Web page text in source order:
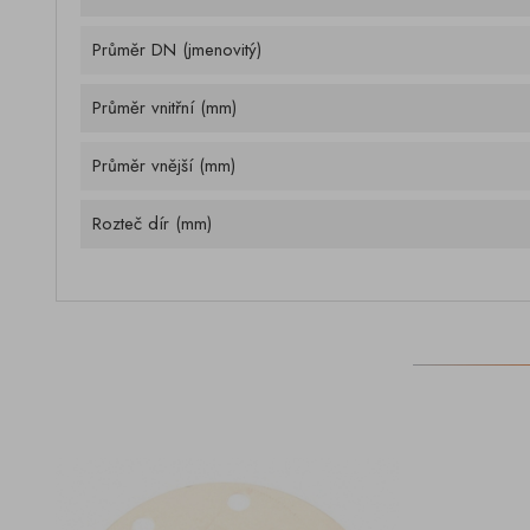
Průměr DN (jmenovitý)
Průměr vnitřní (mm)
Průměr vnější (mm)
Rozteč dír (mm)